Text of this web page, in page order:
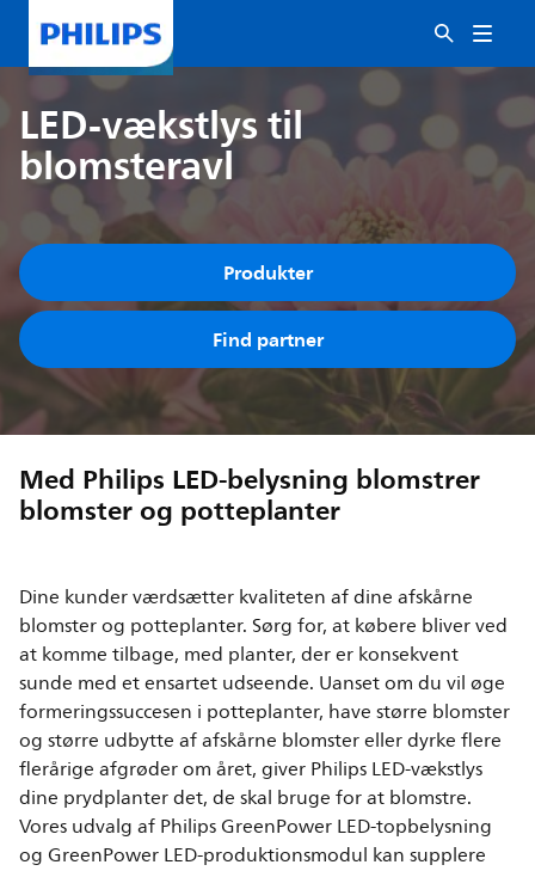
LED-vækstlys til
blomsteravl
Produkter
Find partner
Med Philips LED-belysning blomstrer
blomster og potteplanter
Dine kunder værdsætter kvaliteten af dine afskårne
blomster og potteplanter. Sørg for, at købere bliver ved
at komme tilbage, med planter, der er konsekvent
sunde med et ensartet udseende. Uanset om du vil øge
formeringssuccesen i potteplanter, have større blomster
og større udbytte af afskårne blomster eller dyrke flere
flerårige afgrøder om året, giver Philips LED-vækstlys
dine prydplanter det, de skal bruge for at blomstre.
Vores udvalg af Philips GreenPower LED-topbelysning
og GreenPower LED-produktionsmodul kan supplere